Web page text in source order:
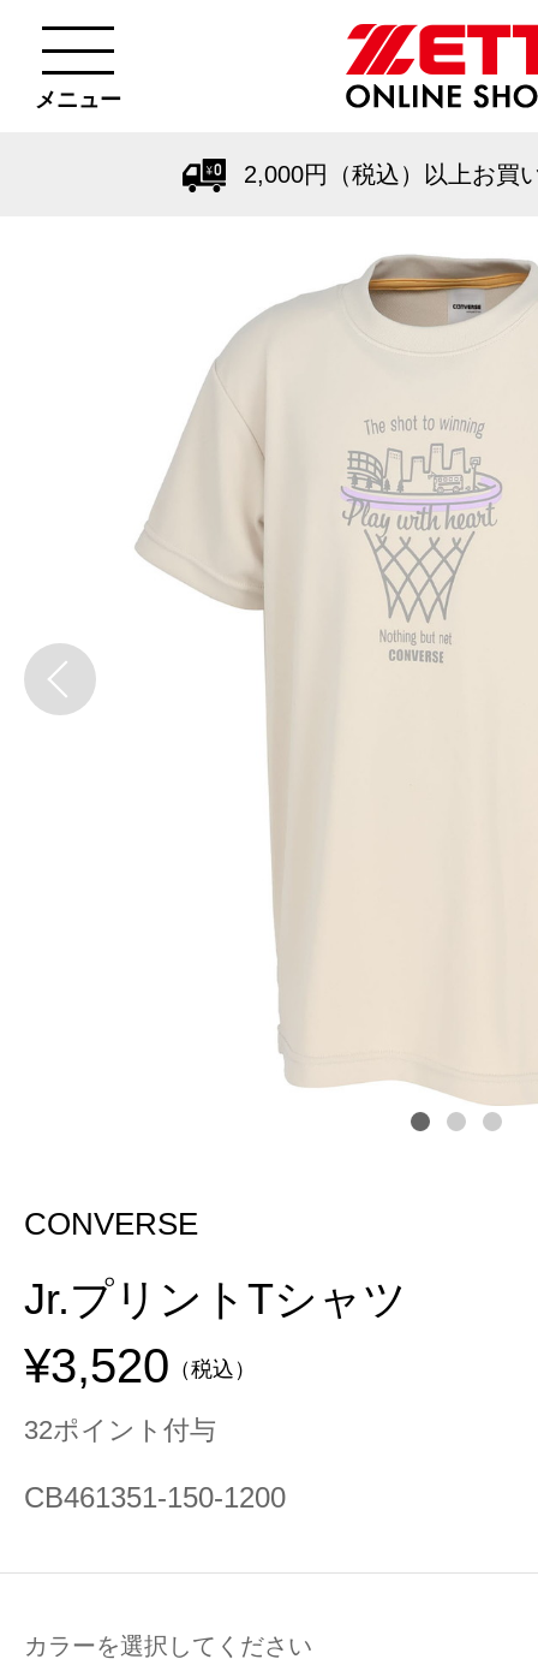
メニュー
2,000円（税込）以上お買
CONVERSE
Jr.プリントTシャツ
¥3,520 （税込）
32ポイント付与
CB461351-150-1200
カラーを選択してください